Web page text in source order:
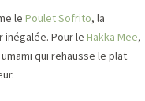
le Poulet Sofrito, la
inégalée. Pour le Hakka Mee,
qui rehausse le plat.